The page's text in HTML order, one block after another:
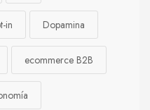
in Dopamina
ecommerce B2B